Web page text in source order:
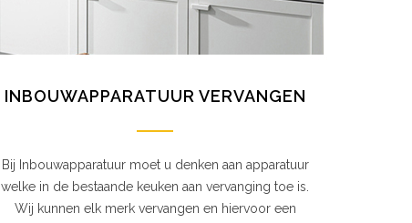
INBOUWAPPARATUUR VERVANGEN
Bij Inbouwapparatuur moet u denken aan apparatuur
welke in de bestaande keuken aan vervanging toe is.
Wij kunnen elk merk vervangen en hiervoor een